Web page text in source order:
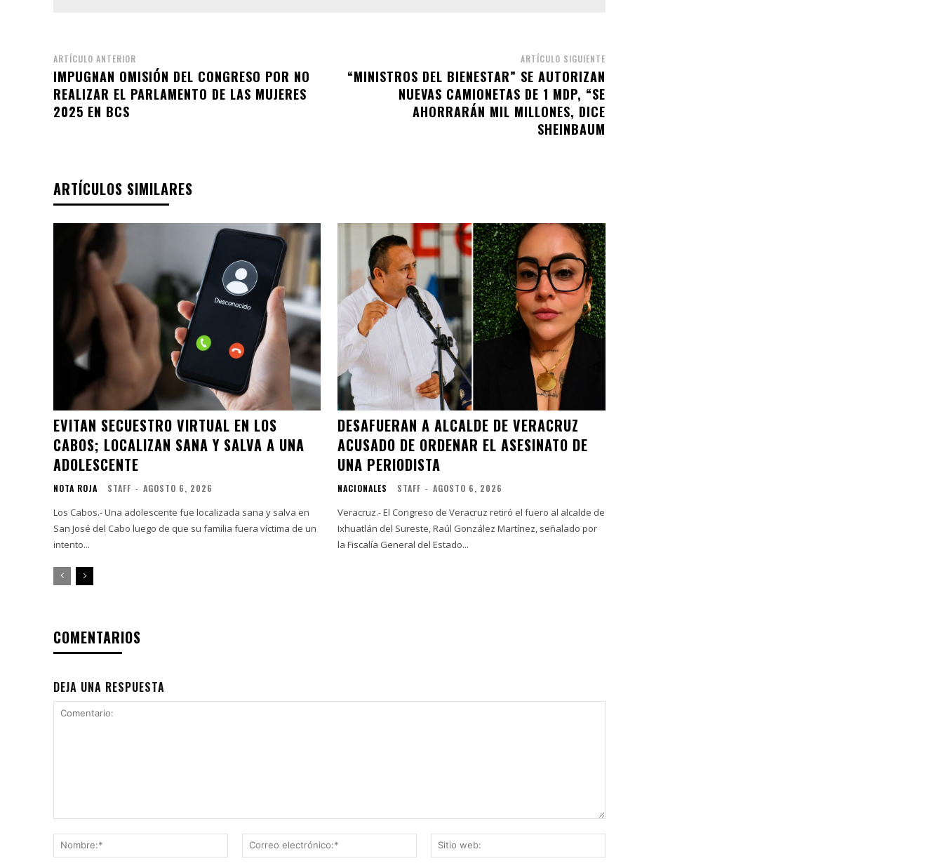
ARTÍCULO ANTERIOR
IMPUGNAN OMISIÓN DEL CONGRESO POR NO
REALIZAR EL PARLAMENTO DE LAS MUJERES
2025 EN BCS
ARTÍCULO SIGUIENTE
“MINISTROS DEL BIENESTAR” SE AUTORIZAN
NUEVAS CAMIONETAS DE 1 MDP, “SE
AHORRARÁN MIL MILLONES, DICE
SHEINBAUM
ARTÍCULOS SIMILARES
EVITAN SECUESTRO VIRTUAL EN LOS
CABOS; LOCALIZAN SANA Y SALVA A UNA
ADOLESCENTE
NOTA ROJA STAFF - AGOSTO 6, 2026
Los Cabos.- Una adolescente fue localizada sana y salva en
San José del Cabo luego de que su familia fuera víctima de un
intento...
DESAFUERAN A ALCALDE DE VERACRUZ
ACUSADO DE ORDENAR EL ASESINATO DE
UNA PERIODISTA
NACIONALES STAFF - AGOSTO 6, 2026
Veracruz.- El Congreso de Veracruz retiró el fuero al alcalde de
Ixhuatlán del Sureste, Raúl González Martínez, señalado por
la Fiscalía General del Estado...
COMENTARIOS
DEJA UNA RESPUESTA
Nombre:*
Correo
electrónico:*
web: